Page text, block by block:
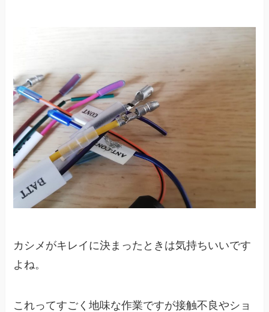
カシメがキレイに決まったときは気持ちいいです
よね。
これってすごく地味な作業ですが接触不良やショ